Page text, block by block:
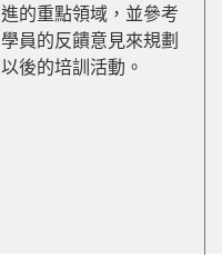
進的重點領域，並參考
學員的反饋意見來規劃
以後的培訓活動。